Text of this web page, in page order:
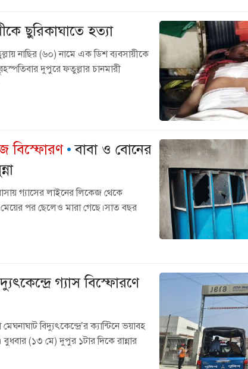
ছুরিকাঘাতে হত্যা
নাছির (৬০) নামে এক ডিশ ব্যবসায়ীকে
দুপুরে ফতুল্লার চানমারী
বিস্ফোরণ বাবা ও বোনের
গ্যাসের লাইনের লিকেজ থেকে
পর ছেলেও মারা গেছে।সাত বছর
গ্যাস বিস্ফোরণে
বিদ্যুৎকেন্দ্রে’র ক্যান্টিনে ভয়াবহ
(১৩ মে) দুপুর ১টার দিকে রান্নার